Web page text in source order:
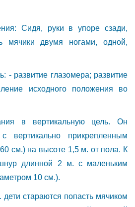
Сидя, руки в упоре сзади,
мячики двумя ногами, одной,
- развитие глазомера; развитие
исходного положения во
в вертикальную цель. Он
вертикально прикрепленным
см.) на высоте 1,5 м. от пола. К
длинной 2 м. с маленьким
10 см.).
стараются попасть мячиком